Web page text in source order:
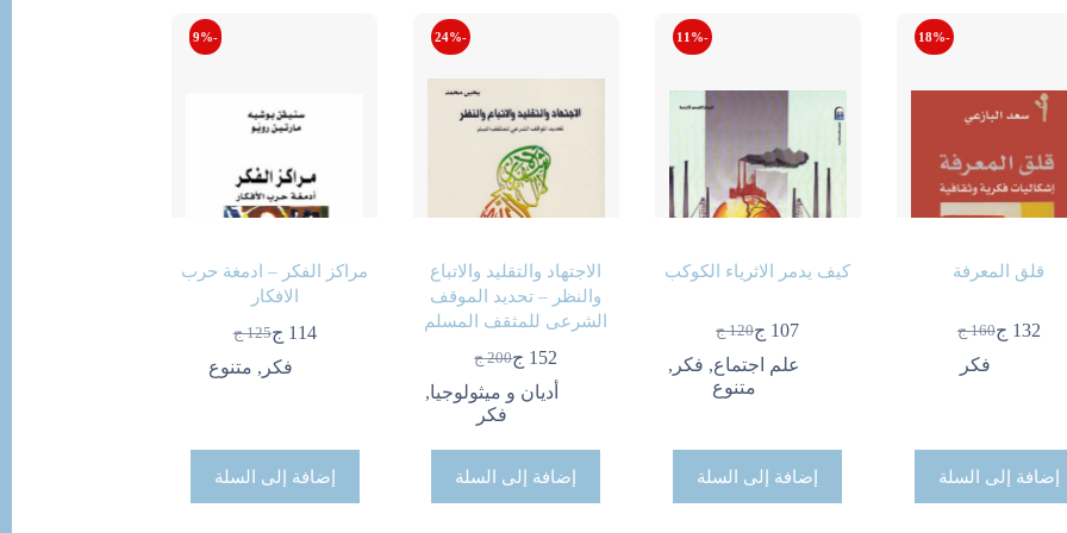
-18%
قلق المعرفة
160 ج
السعر
الأصلي
132 جالسعر
الحالي
فكر
إضافة إلى السلة
-11%
كيف يدمر الاثرياء الكوكب
120 ج
السعر
الأصلي
هو:
107 جالسعر
الحالي
هو:
علم اجتماع, فكر ,
متنوع
إضافة إلى السلة
-24%
الاجتهاد والتقليد والاتباع
والنظر – تحديد الموقف
الشرعى للمثقف المسلم
200 ج
السعر
الأصلي
هو:
152 جالسعر
الحالي
هو:
أديان و ميثولوجيا,
فكر
إضافة إلى السلة
-9%
مراكز الفكر – ادمغة حرب
الافكار
125 ج
السعر
الأصلي
114 جالسعر
الحاليفكر , متنوع
إضافة إلى السلة